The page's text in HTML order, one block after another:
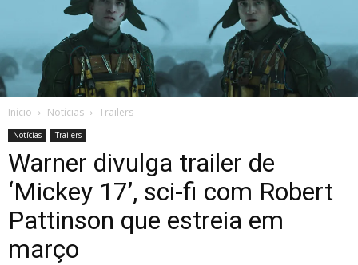
Início Notícias Trailers
Notícias Trailers
Warner divulga trailer de
‘Mickey 17’, sci-fi com Robert
Pattinson que estreia em
março